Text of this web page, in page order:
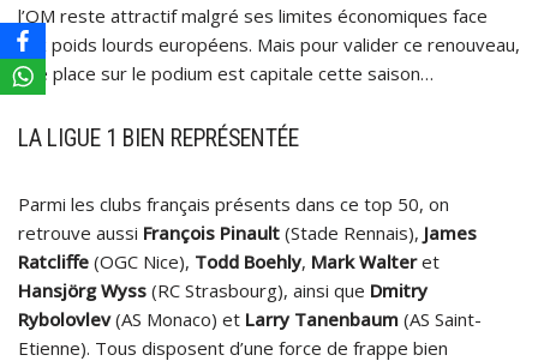
l’OM reste attractif malgré ses limites économiques face
aux poids lourds européens. Mais pour valider ce renouveau,
une place sur le podium est capitale cette saison…
LA LIGUE 1 BIEN REPRÉSENTÉE
Parmi les clubs français présents dans ce top 50, on
retrouve aussi François Pinault (Stade Rennais), James
Ratcliffe (OGC Nice), Todd Boehly, Mark Walteret
Hansjörg Wyss (RC Strasbourg), ainsi que Dmitry
Rybolovlev(AS Monaco) et Larry Tanenbaum (AS Saint-
Etienne). Tous disposent d’une force de frappe bien